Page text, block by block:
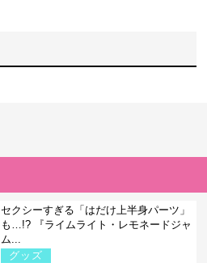
セクシーすぎる「はだけ上半身パーツ」
も…!? 『ライムライト・レモネードジャ
ム...
グッズ